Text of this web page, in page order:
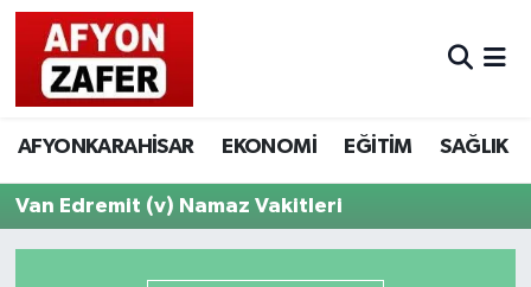
AFYONKARAHİSAR EKONOMİ EĞİTİM SAĞLIK
Van Edremit (v) Namaz Vakitleri